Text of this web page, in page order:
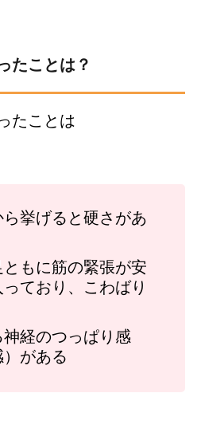
たことは？
たことは
挙げると硬さがあ
もに筋の緊張が安
ており、こわばり
経のつっぱり感
）がある